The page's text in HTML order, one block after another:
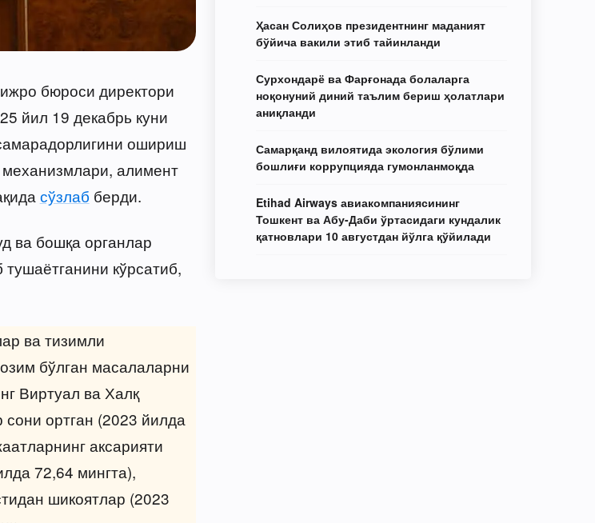
бюроси директори
йил 19 декабрь куни
ошириш
алимент
сўзлаб берди.
ва бошқа органлар
кўрсатиб,
ва тизимли
бўлган масалаларни
Виртуал ва Халқ
ортган (2023 йилда
аксарияти
72,64 мингта),
шикоятлар (2023
Ҳасан Солиҳов президентнинг маданият
бўйича вакили этиб тайинланди
Сурхондарё ва Фарғонада болаларга
ноқонуний диний таълим бериш ҳолатлари
аниқланди
Самарқанд вилоятида экология бўлими
бошлиғи коррупцияда гумонланмоқда
Etihad Airways авиакомпаниясининг
Тошкент ва Абу-Даби ўртасидаги кундалик
қатновлари 10 августдан йўлга қўйилади